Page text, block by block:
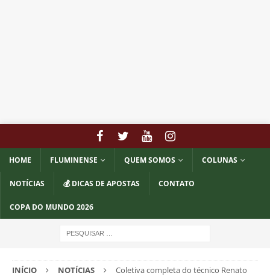
HOME FLUMINENSE QUEM SOMOS COLUNAS
NOTÍCIAS 💰 DICAS DE APOSTAS CONTATO
COPA DO MUNDO 2026
INÍCIO NOTÍCIAS
Coletiva completa do técnico Renato